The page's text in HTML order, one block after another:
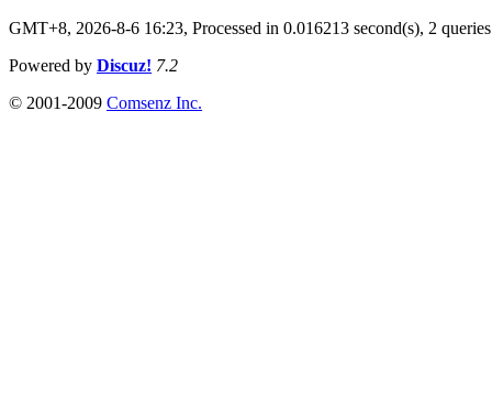
GMT+8, 2026-8-6 16:23, Processed in 0.016213 second(s), 2 queries
Powered by Discuz! 7.2
© 2001-2009 Comsenz Inc.